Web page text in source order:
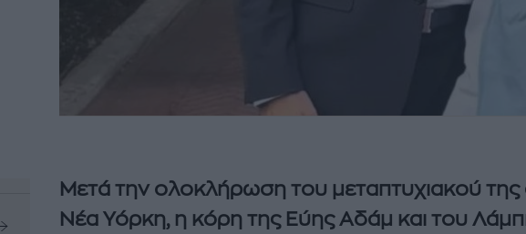
Μετά την ολοκλήρωση του μεταπτυχιακού της
Νέα Υόρκη, η κόρη της Εύης Αδάμ και του